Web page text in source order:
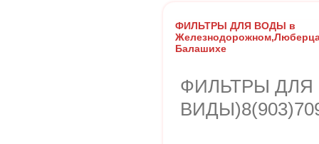
ФИЛЬТРЫ ДЛЯ ВОДЫ в
Балашихе
ФИЛЬТРЫ